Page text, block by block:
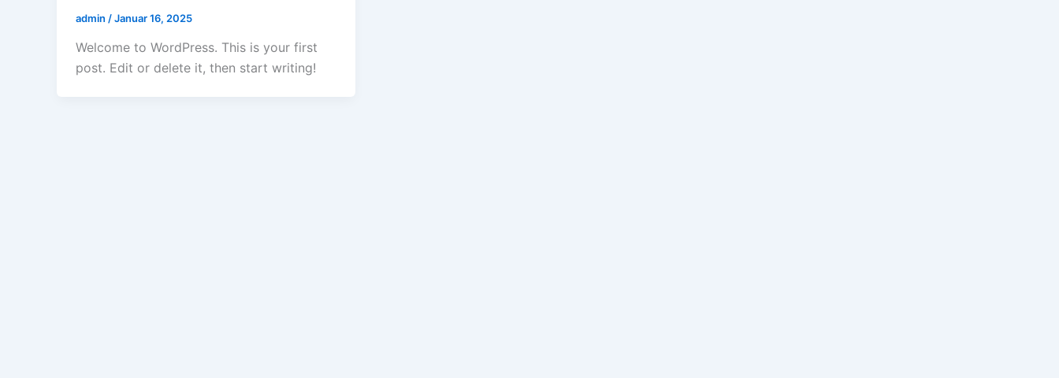
admin /Januar 16, 2025
Welcome to WordPress. This is your first
post. Edit or delete it, then start writing!